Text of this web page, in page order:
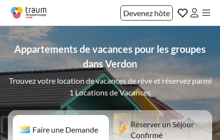
Devenez hôte
Appartements de vacances pour les groupes
dans Verdon
Trouvez votre location de vacances de rêve et réservez parmi
1 Locations de Vacances
Faire une Demande
Réserver un Séjour
Confirmé